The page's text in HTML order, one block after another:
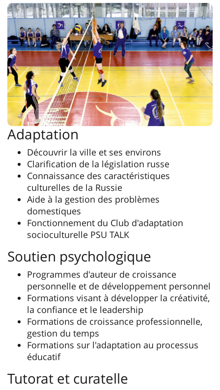
Adaptation
Découvrir la ville et ses environs
Clarification de la législation russe
Connaissance des caractéristiques
culturelles de la Russie
Aide à la gestion des problèmes
domestiques
Fonctionnement du Club d'adaptation
socioculturelle PSU TALK
Soutien psychologique
Programmes d'auteur de croissance
personnelle et de développement personnel
Formations visant à développer la créativité,
la confiance et le leadership
Formations de croissance professionnelle,
gestion du temps
Formations sur l'adaptation au processus
éducatif
Tutorat et curatelle